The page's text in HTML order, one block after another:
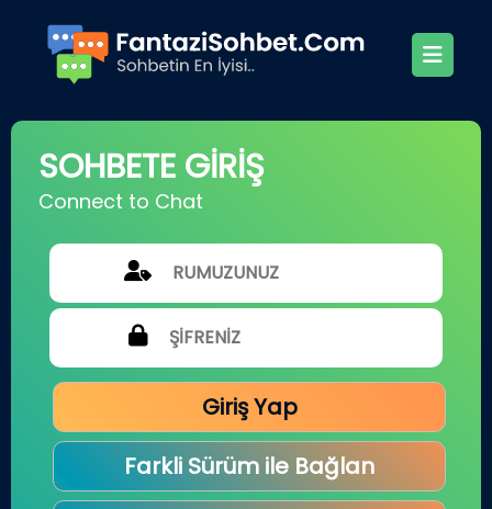
SOHBETE GİRİŞ
Connect to Chat
Giriş Yap
Farkli Sürüm ile Bağlan